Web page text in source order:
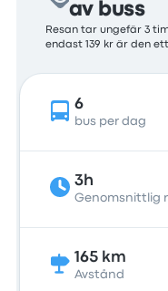
av buss
Resan tar ungefär 3
endast 139 kr är den
6
bus per dag
3h
Genomsnittlig
165 km
Avstånd